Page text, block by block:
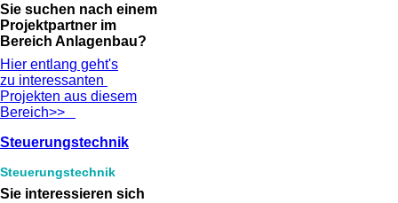
Sie suchen nach einem
Projektpartner im
Bereich Anlagenbau?
Hier entlang geht's
zu interessanten
Projekten aus diesem
Bereich>>
Steuerungstechnik
Steuerungstechnik
Sie interessieren sich